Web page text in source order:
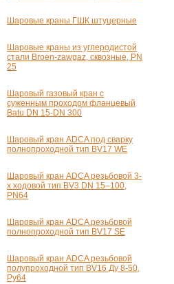
Шаровые краны ГШК штуцерные
Шаровые краны из углеродистой
стали Broen-zawgaz, сквозные, PN
25
Шаровый газовый кран с
суженным проходом фланцевый
Batu DN 15-DN 300
Шаровый кран ADCA под сварку
полнопроходной тип BV17 WE
Шаровый кран ADCA резьбовой 3-
х ходовой тип BV3 DN 15–100,
PN64
Шаровый кран ADCA резьбовой
полнопроходной тип BV17 SE
Шаровый кран ADCA резьбовой
полупроходной тип BV16 Ду 8-50,
Pу64